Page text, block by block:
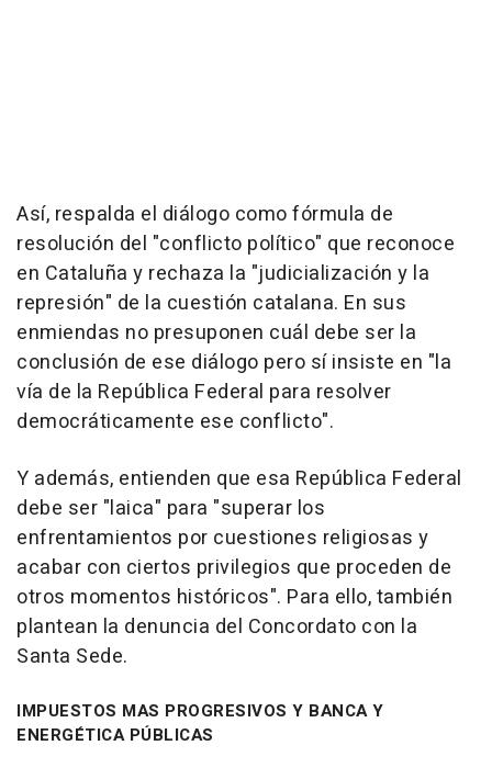
Así, respalda el diálogo como fórmula de
resolución del "conflicto político" que reconoce
en Cataluña y rechaza la "judicialización y la
represión" de la cuestión catalana. En sus
enmiendas no presuponen cuál debe ser la
conclusión de ese diálogo pero sí insiste en "la
vía de la República Federal para resolver
democráticamente ese conflicto".
Y además, entienden que esa República Federal
debe ser "laica" para "superar los
enfrentamientos por cuestiones religiosas y
acabar con ciertos privilegios que proceden de
otros momentos históricos". Para ello, también
plantean la denuncia del Concordato con la
Santa Sede.
IMPUESTOS MAS PROGRESIVOS Y BANCA Y
ENERGÉTICA PÚBLICAS